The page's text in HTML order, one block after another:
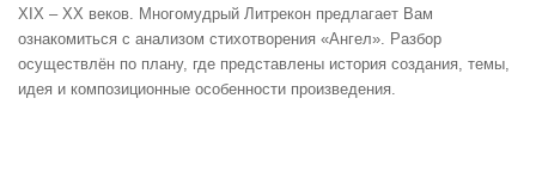
XIX – XX веков. Многомудрый Литрекон предлагает Вам
ознакомиться с анализом стихотворения «Ангел». Разбор
осуществлён по плану, где представлены история создания, темы,
идея и композиционные особенности произведения.